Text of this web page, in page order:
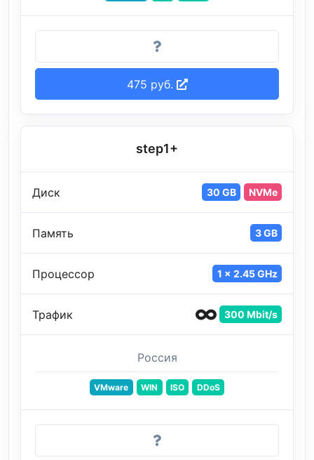
475 руб.
step1+
Диск 30 GB NVMe
Память 3 GB
Процессор 1 x 2.45 GHz
Трафик 300 Mbit/s
Россия
VMware WIN ISO DDoS